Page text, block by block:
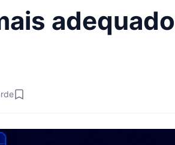
adequado